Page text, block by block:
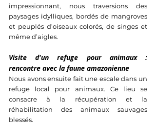
impressionnant, nous traversions des
paysages idylliques, bordés de mangroves
et peuplés d’oiseaux colorés, de singes et
même d’aigles.
Visite d'un refuge pour animaux :
rencontre avec la faune amazonienne
Nous avons ensuite fait une escale dans un
refuge local pour animaux. Ce lieu se
consacre à la récupération et la
réhabilitation des animaux sauvages
blessés.